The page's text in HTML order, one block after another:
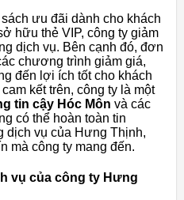
ưu đãi dành cho khách
hữu thẻ VIP, công ty giảm
dịch vụ. Bên cạnh đó, đơn
chương trình giảm giá,
đến lợi ích tốt cho khách
kết trên, công ty là một
tin cậy Hóc Môn và các
có thể hoàn toàn tin
dịch vụ của Hưng Thịnh,
mà công ty mang đến.
vụ của công ty Hưng